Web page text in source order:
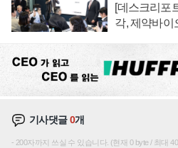
[데스크리포
각, 제약바이
기사댓글0개
200자까지 쓰실 수 있습니다. (현재 0 byte / 최대